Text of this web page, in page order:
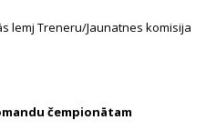
lemj Treneru/Jaunatnes komisija
čempionātam